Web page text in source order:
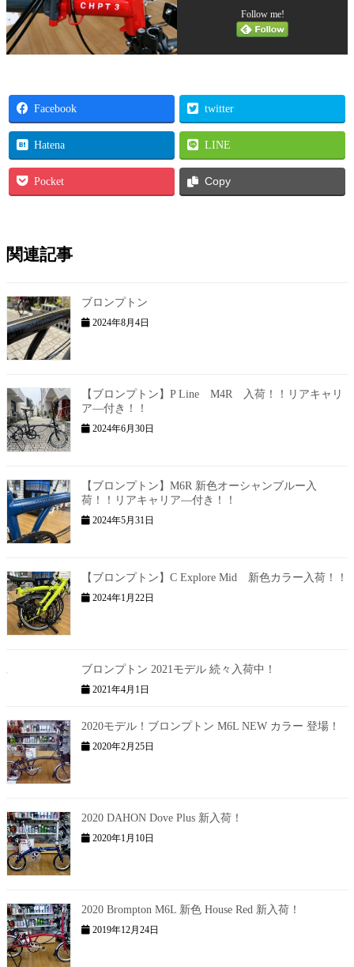
Follow me!
Facebook twitter
Hatena LINE
Pocket Copy
関連記事
ブロンプトン
2024年8月4日
【ブロンプトン】P Line M4R 入荷！！リアキャリ
ア―付き！！
2024年6月30日
【ブロンプトン】M6R 新色オーシャンブルー入
荷！！リアキャリア―付き！！
2024年5月31日
【ブロンプトン】C Explore Mid 新色カラー入荷！！
2024年1月22日
ブロンプトン 2021モデル 続々入荷中！
2021年4月1日
2020モデル！ブロンプトン M6L NEW カラー 登場！
2020年2月25日
2020 DAHON Dove Plus 新入荷！
2020年1月10日
2020 Brompton M6L 新色 House Red 新入荷！
2019年12月24日